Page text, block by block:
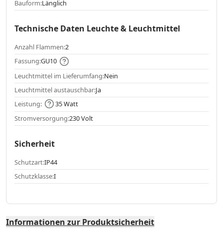
Bauform:Länglich
Technische Daten Leuchte & Leuchtmittel
Anzahl Flammen:2
Fassung:GU10
Leuchtmittel im Lieferumfang:Nein
Leuchtmittel austauschbar:Ja
Leistung:
35 Watt
Stromversorgung:230 Volt
Sicherheit
Schutzart:IP44
Schutzklasse:I
Informationen zur Produktsicherheit